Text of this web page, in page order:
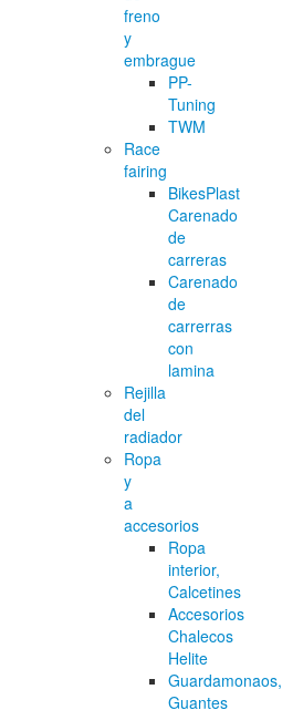
freno
y
embrague
PP-
Tuning
TWM
Race
fairing
BikesPlast
Carenado
de
carreras
Carenado
de
carrerras
con
lamina
Rejilla
del
radiador
Ropa
y
a
accesorios
Ropa
interior,
Calcetines
Accesorios
Chalecos
Helite
Guardamonaos,
Guantes